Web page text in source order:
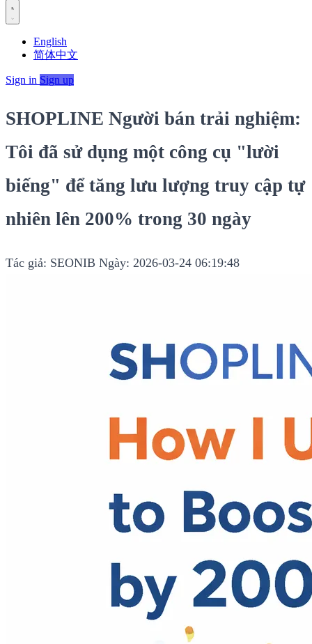
English
简体中文
Sign in Sign up
SHOPLINE Người bán trải nghiệm:
Tôi đã sử dụng một công cụ "lười
biếng" để tăng lưu lượng truy cập tự
nhiên lên 200% trong 30 ngày
Tác giả: SEONIB Ngày: 2026-03-24 06:19:48